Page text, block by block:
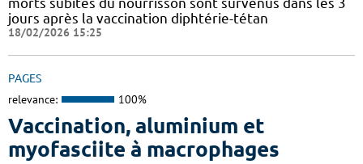
jours après la vaccination diphtérie-tétan
18/02/2026 15:25
PAGES
relevance: 100%
Vaccination, aluminium et
myofasciite à macrophages